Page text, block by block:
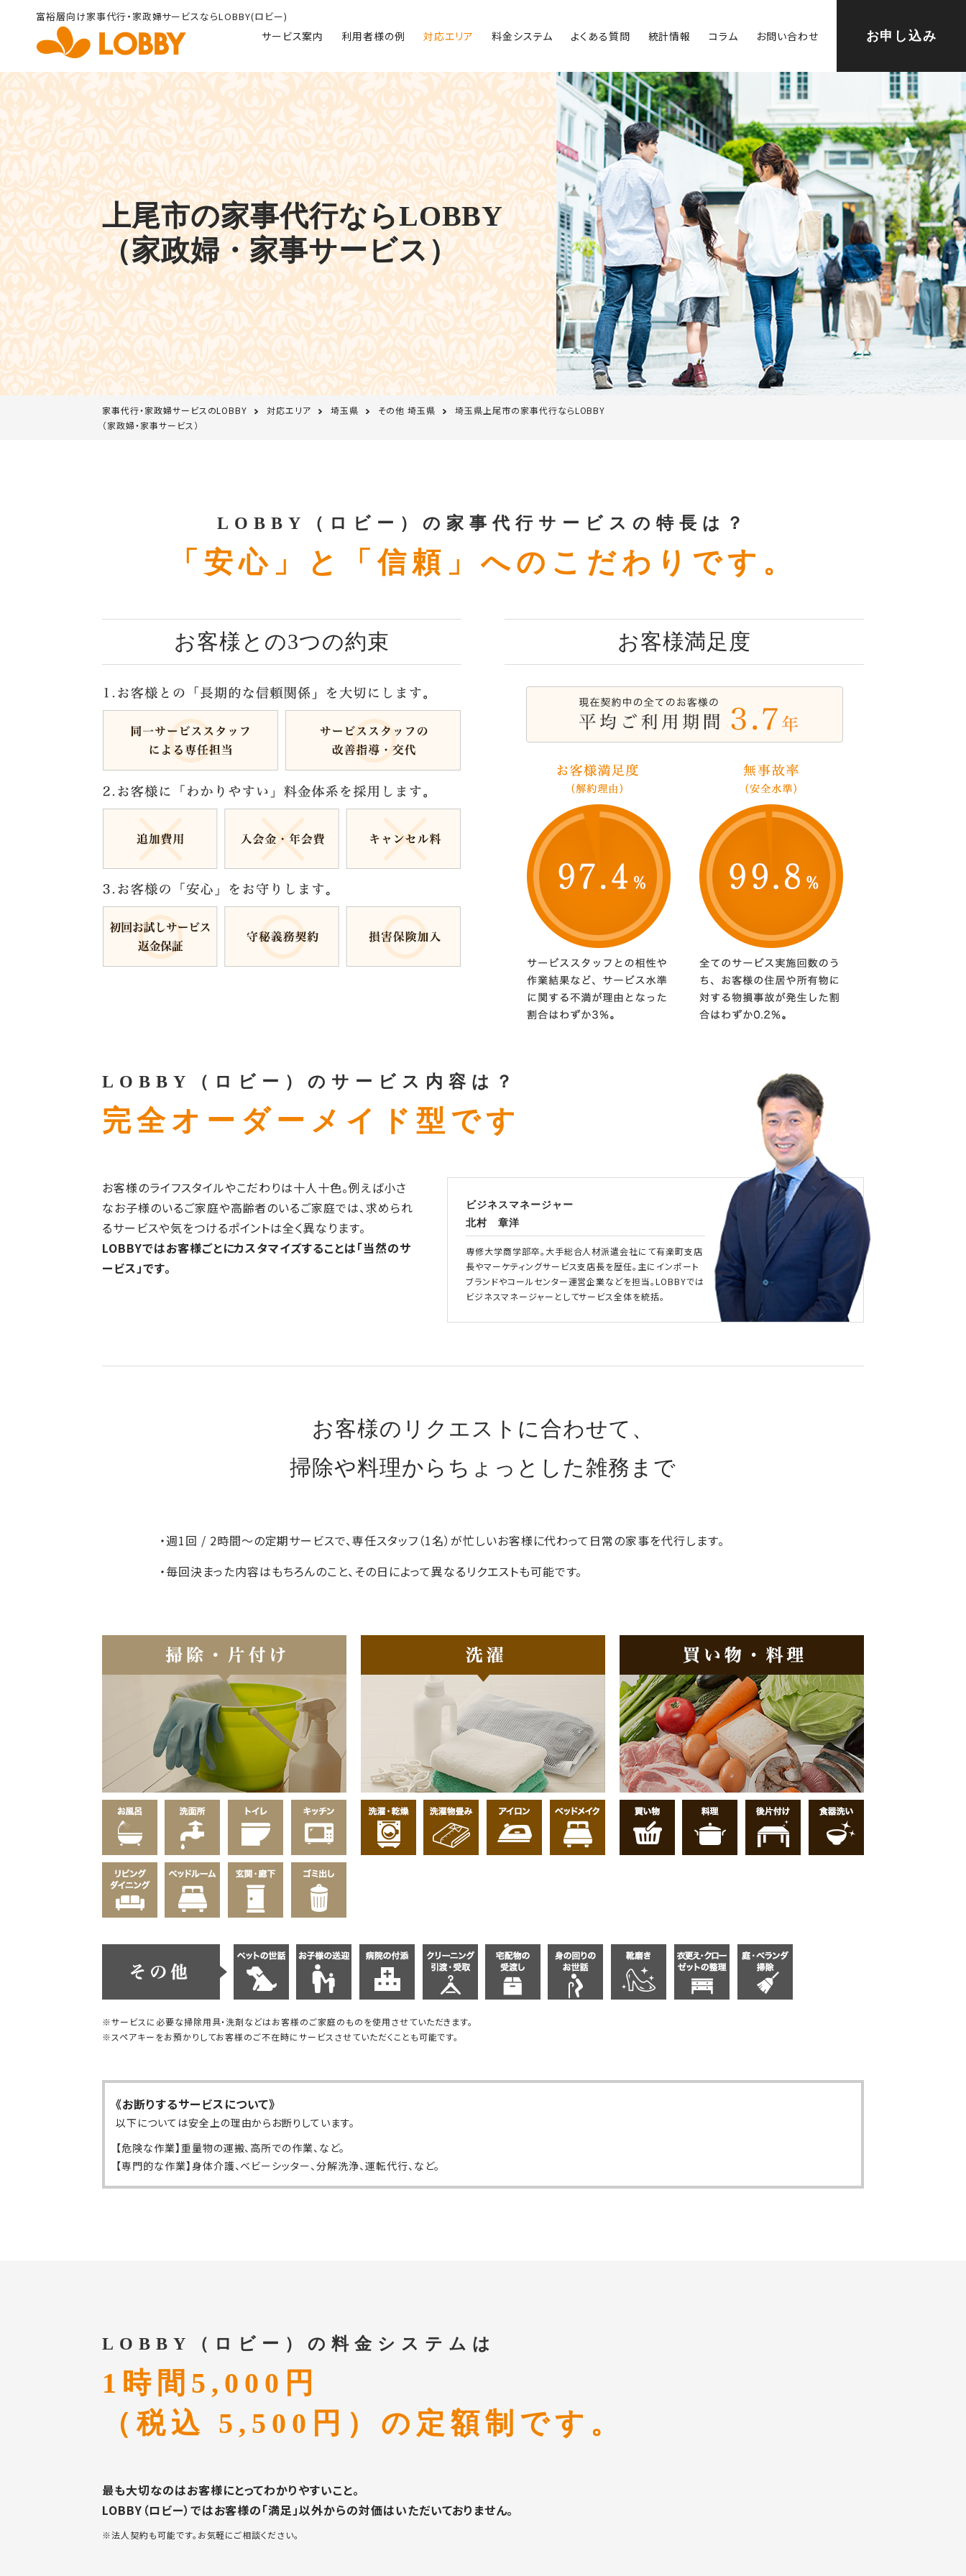
富裕層向け家事代行・家政婦サービスならLOBBY(ロビー)
サービス案内 利用者様の例 対応エリア 料金システム よくある質問 統計情報 コラム お問い合わせ お申し込み
上尾市の家事代行ならLOBBY
（家政婦・家事サービス）
家事代行・家政婦サービスのLOBBY 対応エリア 埼玉県 その他 埼玉県
埼玉県上尾市の家事代行ならLOBBY
（家政婦・家事サービス）
LOBBY（ロビー）の家事代行サービスの特長は？
「安心」と「信頼」へのこだわりです。
お客様との3つの約束 お客様満足度
LOBBY（ロビー）のサービス内容は？
完全オーダーメイド型です
お客様のライフスタイルやこだわりは十人十色。例えば小さ
なお子様のいるご家庭や高齢者のいるご家庭では、求められ
るサービスや気をつけるポイントは全く異なります。
LOBBYではお客様ごとにカスタマイズすることは「当然のサ
ービス」です。
ビジネスマネージャー
北村 章洋
専修大学商学部卒。大手総合人材派遣会社にて有楽町支店
長やマーケティングサービス支店長を歴任。主にインポート
ブランドやコールセンター運営企業などを担当。LOBBYでは
ビジネスマネージャーとしてサービス全体を統括。
お客様のリクエストに合わせて、
掃除や料理からちょっとした雑務まで
・週1回 / 2時間～の定期サービスで、専任スタッフ（1名）が忙しいお客様に代わって日常の家事を代行します。
・毎回決まった内容はもちろんのこと、その日によって異なるリクエストも可能です。
※サービスに必要な掃除用具・洗剤などはお客様のご家庭のものを使用させていただきます。
※スペアキーをお預かりしてお客様のご不在時にサービスさせていただくことも可能です。
《お断りするサービスについて》
以下については安全上の理由からお断りしています。
【危険な作業】重量物の運搬、高所での作業、など。
【専門的な作業】身体介護、ベビーシッター、分解洗浄、運転代行、など。
LOBBY（ロビー）の料金システムは
1時間5,000円
（税込 5,500円）の定額制です。
最も大切なのはお客様にとってわかりやすいこと。
LOBBY（ロビー）ではお客様の「満足」以外からの対価はいただいておりません。
※法人契約も可能です。お気軽にご相談ください。